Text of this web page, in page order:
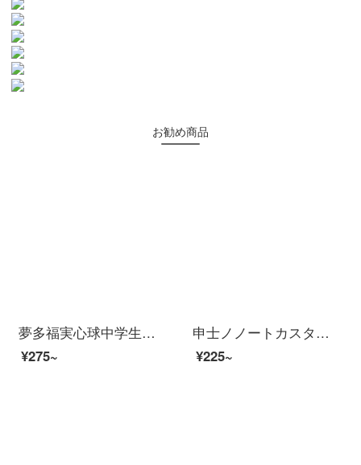
お勧め商品
夢多福実心球中学生の中で専用の専門の訓練ボールを試験します。小学校の中で滑り止めのボールを投げて空気を入れます。
¥275~
申士ノノートカスタマイズa 5皮革プリントの表紙捺印簡単事務メモ帳ビジネスb 5厚い業務メモ帳会議本はペン文房具のオフィス用品の深い青色B 5を挿すことができます。
¥225~